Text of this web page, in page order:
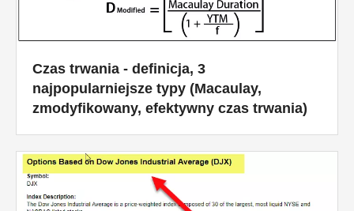
Czas trwania - definicja, 3
najpopularniejsze typy (Macaulay,
zmodyfikowany, efektywny czas trwania)